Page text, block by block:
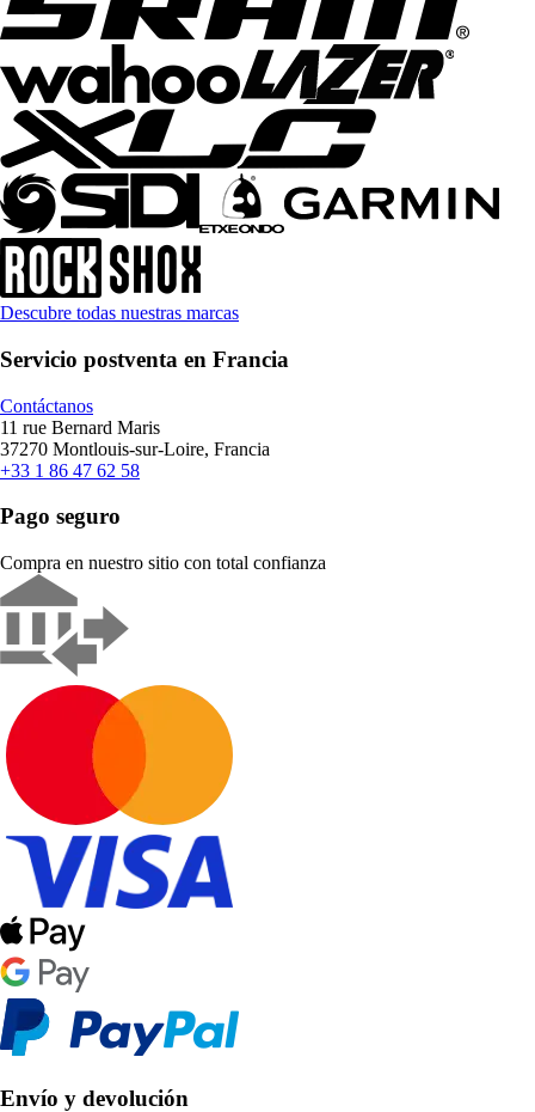
Descubre todas nuestras marcas
Servicio postventa en Francia
Contáctanos
11 rue Bernard Maris
37270 Montlouis-sur-Loire, Francia
+33 1 86 47 62 58
Pago seguro
Compra en nuestro sitio con total confianza
Envío y devolución